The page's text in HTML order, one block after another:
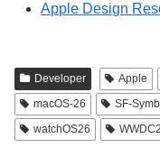
Apple Design
Developer Apple
macOS-26
SF-
watchOS26